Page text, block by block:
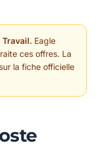
Travail. Eagle
ces offres. La
la fiche officielle